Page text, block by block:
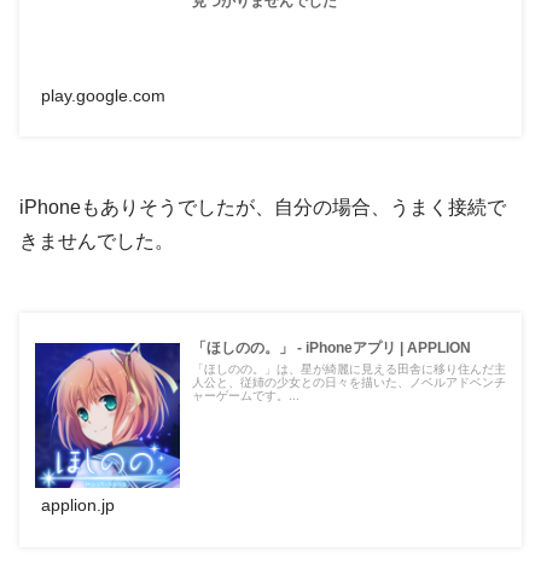
play.google.com
iPhoneもありそうでしたが、自分の場合、うまく接続で
きませんでした。
「ほしのの。」 - iPhoneアプリ | APPLION
「ほしのの。」は、星が綺麗に見える田舎に移り住んだ主
人公と、従姉の少女との日々を描いた、ノベルアドベンチ
ャーゲームです。...
applion.jp